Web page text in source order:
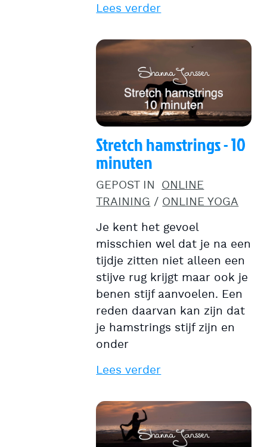
Lees verder
Stretch hamstrings - 10
minuten
GEPOST IN ONLINE
TRAINING/ONLINE YOGA
Je kent het gevoel
misschien wel dat je na een
tijdje zitten niet alleen een
stijve rug krijgt maar ook je
benen stijf aanvoelen. Een
reden daarvan kan zijn dat
je hamstrings stijf zijn en
onder
Lees verder